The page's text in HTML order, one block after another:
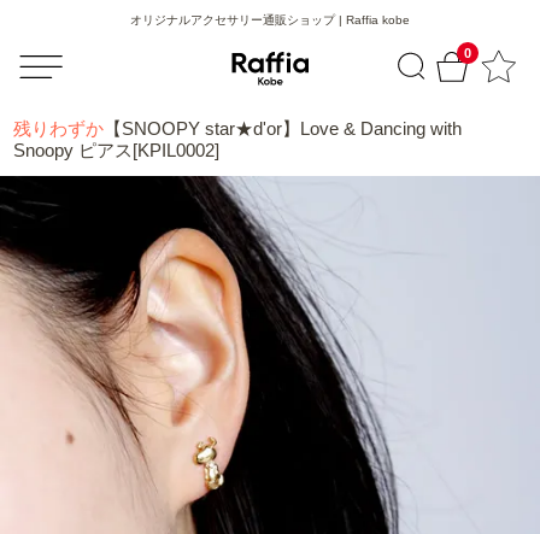
0
オリジナルアクセサリー通販ショップ | Raffia kobe
残りわずか 【SNOOPY star★d'or】Love & Dancing with
Snoopy ピアス[KPIL0002]